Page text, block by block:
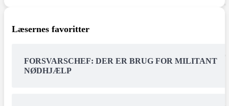
Læsernes favoritter
FORSVARSCHEF: DER ER BRUG FOR MILITANT
NØDHJÆLP